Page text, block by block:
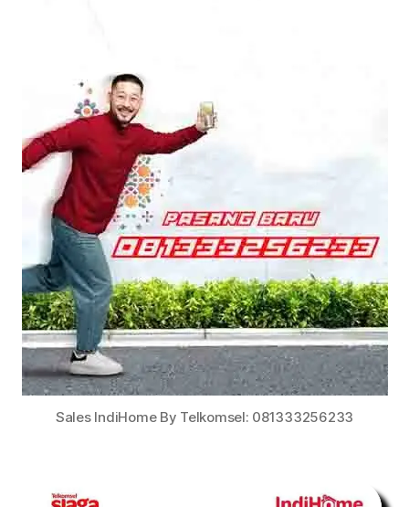
Sales IndiHome By Telkomsel: 081333256233